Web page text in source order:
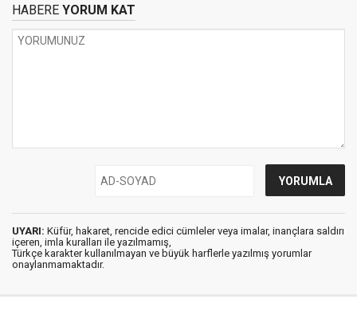
HABERE YORUM KAT
UYARI: Küfür, hakaret, rencide edici cümleler veya imalar, inançlara saldırı
içeren, imla kuralları ile yazılmamış,
Türkçe karakter kullanılmayan ve büyük harflerle yazılmış yorumlar
onaylanmamaktadır.